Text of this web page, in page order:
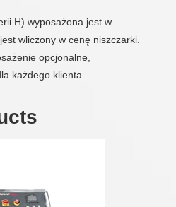
H) wyposażona jest w
wliczony w cenę niszczarki.
opcjonalne,
każdego klienta.